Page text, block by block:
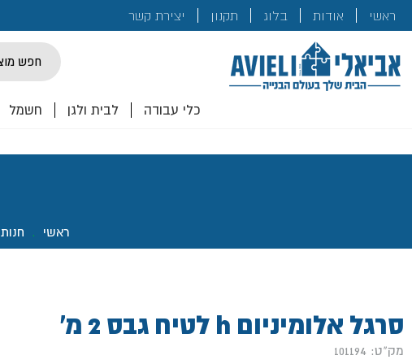
ראשי אודות בלוג תקנון יצירת קשרלכם!
Products
search
כלי עבודה לבית ולגן חשמל
ראשי . חנות
סרגל אלומיניום h לטיח גבס 2 מ'
מק"ט: 101194